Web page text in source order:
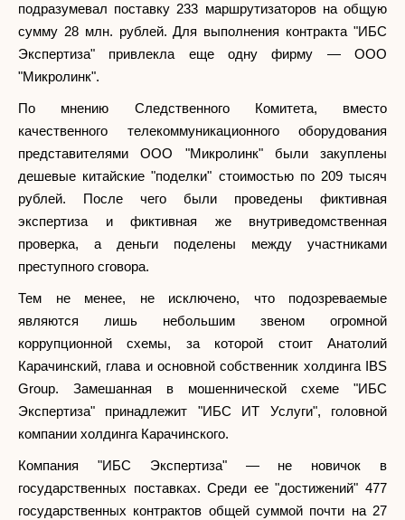
подразумевал поставку 233 маршрутизаторов на общую
сумму 28 млн. рублей. Для выполнения контракта "ИБС
Экспертиза" привлекла еще одну фирму — ООО
"Микролинк".
По мнению Следственного Комитета, вместо
качественного телекоммуникационного оборудования
представителями ООО "Микролинк" были закуплены
дешевые китайские "поделки" стоимостью по 209 тысяч
рублей. После чего были проведены фиктивная
экспертиза и фиктивная же внутриведомственная
проверка, а деньги поделены между участниками
преступного сговора.
Тем не менее, не исключено, что подозреваемые
являются лишь небольшим звеном огромной
коррупционной схемы, за которой стоит Анатолий
Карачинский, глава и основной собственник холдинга IBS
Group. Замешанная в мошеннической схеме "ИБС
Экспертиза" принадлежит "ИБС ИТ Услуги", головной
компании холдинга Карачинского.
Компания "ИБС Экспертиза" — не новичок в
государственных поставках. Среди ее "достижений" 477
государственных контрактов общей суммой почти на 27